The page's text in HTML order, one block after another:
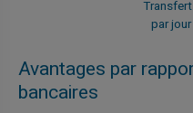
par jour
Avantages par
bancaires